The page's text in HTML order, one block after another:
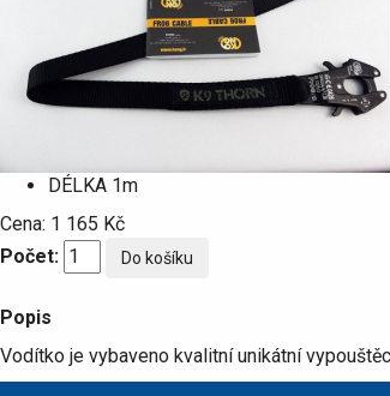
DÉLKA 1m
Cena: 1 165 Kč
Počet:
Popis
Vodítko je vybaveno kvalitní unikátní